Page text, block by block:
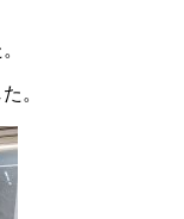
。